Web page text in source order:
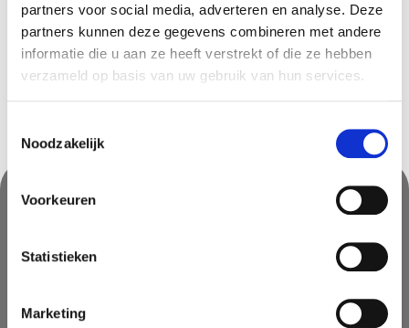
partners voor social media, adverteren en analyse. Deze
partners kunnen deze gegevens combineren met andere
informatie die u aan ze heeft verstrekt of die ze hebben
verzameld op basis van uw gebruik van hun services.
Noodzakelijk
Voorkeuren
Statistieken
Marketing
Frameries In stock
Mis geen enkele aanbieding, inspirerende tip of nieuwsbericht. Schrijf